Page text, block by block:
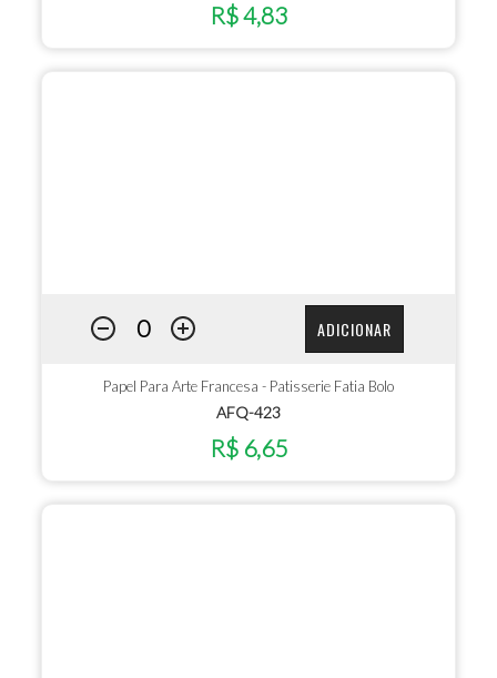
R$ 4,83
ADICIONAR
Papel Para Arte Francesa - Patisserie Fatia Bolo
AFQ-423
R$ 6,65